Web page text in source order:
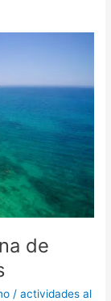
de
/actividades al